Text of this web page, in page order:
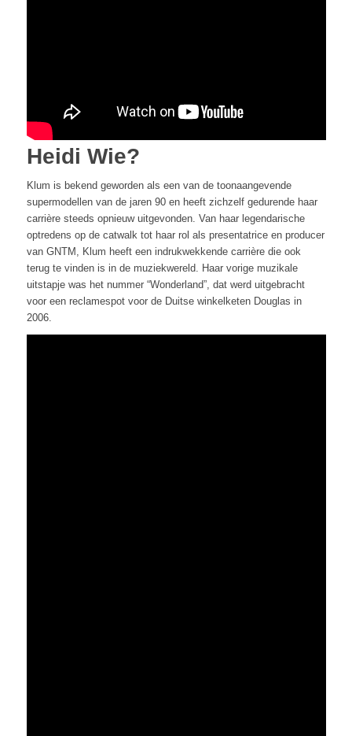
Heidi Wie?
Klum is bekend geworden als een van de toonaangevende
supermodellen van de jaren 90 en heeft zichzelf gedurende haar
carrière steeds opnieuw uitgevonden. Van haar legendarische
optredens op de catwalk tot haar rol als presentatrice en producer
van GNTM, Klum heeft een indrukwekkende carrière die ook
terug te vinden is in de muziekwereld. Haar vorige muzikale
uitstapje was het nummer “Wonderland”, dat werd uitgebracht
voor een reclamespot voor de Duitse winkelketen Douglas in
2006.